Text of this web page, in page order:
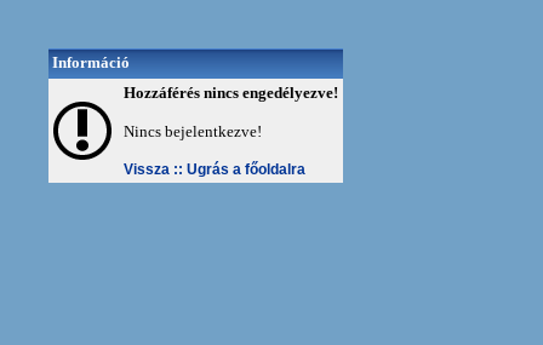
Információ
Hozzáférés nincs engedélyezve!
Nincs bejelentkezve!
Vissza :: Ugrás a főoldalra